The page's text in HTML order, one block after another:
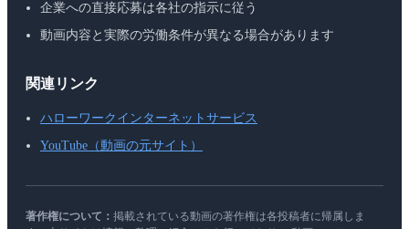
企業への直接応募は各社の指示に従う
動画内容と実際の労働条件が異なる場合があります
関連リンク
ハローワークインターネットサービス
YouTube（動画の元サイト）
著作権について： 掲載されている動画の著作権は各投稿者に帰属しま